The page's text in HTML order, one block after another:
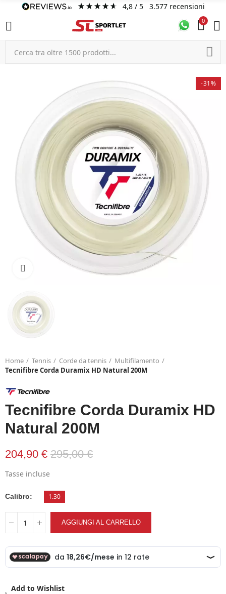
4,8/ 5 3.577 recensioni
0
-31%
Click to enlarge
Home Tennis Corde da tennis
Multifilamento
Tecnifibre Corda Duramix HD Natural 200M
Tecnifibre Corda Duramix HD
Natural 200M
204,90 € 295,00 €
Tasse incluse
Calibro 1.30
AGGIUNGI AL CARRELLO
Add to Wishlist